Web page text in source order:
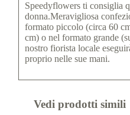
Speedyflowers ti consiglia
donna.Meravigliosa
formato piccolo (circa 60
cm) o nel formato grande
nostro fiorista locale
proprio nelle sue mani.
Vedi prodotti simili